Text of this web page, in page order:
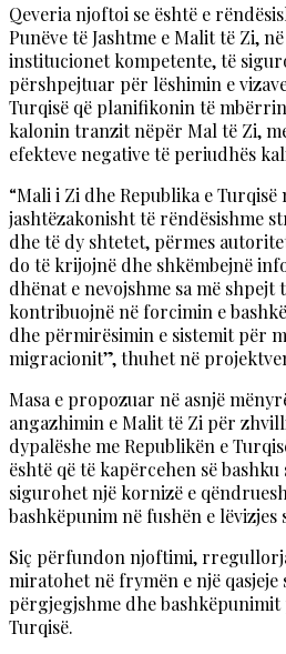
Qeveria njoftoi se është e
Punëve të Jashtme e Malit të Zi,
institucionet kompetente, të
përshpejtuar për lëshimin e
Turqisë që planifikonin të
kalonin tranzit nëpër Mal të Zi,
efekteve negative të periudhës
“Mali i Zi dhe Republika e
jashtëzakonisht të rëndësishme
dhe të dy shtetet, përmes
do të krijojnë dhe shkëmbejnë
dhënat e nevojshme sa më shpejt
kontribuojnë në forcimin e
dhe përmirësimin e sistemit për
migracionit”, thuhet në
Masa e propozuar në asnjë
angazhimin e Malit të Zi për
dypalëshe me Republikën e
është që të kapërcehen së
sigurohet një kornizë e
bashkëpunim në fushën e lëvizjes
Siç përfundon njoftimi,
miratohet në frymën e një
përgjegjshme dhe
Turqisë.